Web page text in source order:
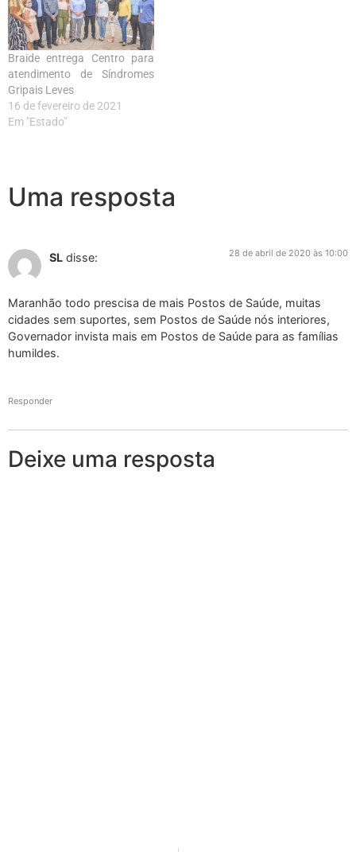
Braide entrega Centro para
atendimento de Síndromes
Gripais Leves
16 de fevereiro de 2021
Em "Estado"
Uma resposta
SL disse: 28 de abril de 2020 às 10:00
Maranhão todo prescisa de mais Postos de Saúde, muitas
cidades sem suportes, sem Postos de Saúde nós interiores,
Governador invista mais em Postos de Saúde para as famílias
humildes.
Responder
Deixe uma resposta